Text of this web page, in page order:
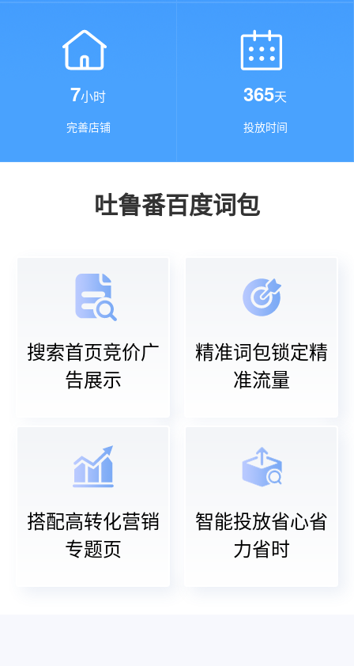
7小时
完善店铺
365天
投放时间
吐鲁番百度词包
搜索首页竞价广
告展示
精准词包锁定精
准流量
搭配高转化营销
专题页
智能投放省心省
力省时